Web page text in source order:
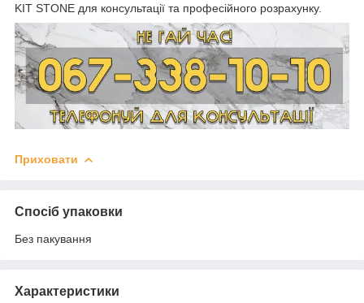
KIT STONE для консультації та професійного розрахунку.
Приховати
Спосіб упаковки
Без пакування
Характеристики